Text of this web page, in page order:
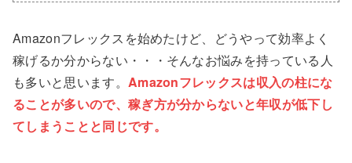
Amazonフレックスを始めたけど、どうやって効率よく
稼げるか分からない・・・そんなお悩みを持っている人
も多いと思います。 Amazonフレックスは収入の柱にな
ることが多いので、稼ぎ方が分からないと年収が低下し
てしまうことと同じです。